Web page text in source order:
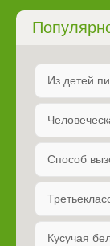
Из детей
Способ
Кусучая